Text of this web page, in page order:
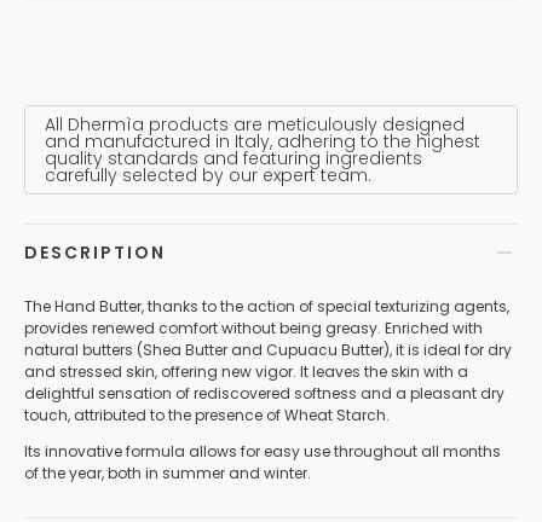
All Dhermìa products are meticulously designed
and manufactured in Italy, adhering to the highest
quality standards and featuring ingredients
carefully selected by our expert team.
DESCRIPTION
The Hand Butter, thanks to the action of special texturizing agents,
provides renewed comfort without being greasy. Enriched with
natural butters (Shea Butter and Cupuacu Butter), it is ideal for dry
and stressed skin, offering new vigor. It leaves the skin with a
delightful sensation of rediscovered softness and a pleasant dry
touch, attributed to the presence of Wheat Starch.
Its innovative formula allows for easy use throughout all months
of the year, both in summer and winter.